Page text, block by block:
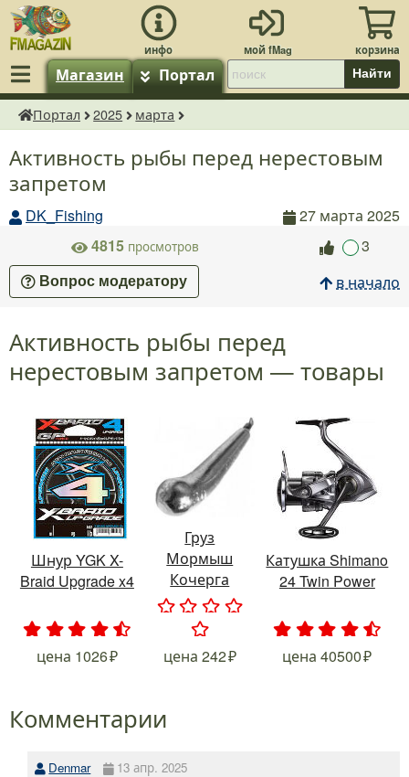
Магазин Портал Найти
fMagazin.ru
Портал 2025 марта
Активность рыбы перед нерестовым
запретом
DK_Fishing
27 марта 2025
4815 просмотров 3
Вопрос модератору в начало
Активность рыбы перед
нерестовым запретом — товары
Шнур YGK X-
Braid Upgrade x4
. . .
цена 1026
Груз
Мормыш
Кочерга
.
цена 242
Катушка Shimano
24 Twin Power
. . . . .
цена40500
Комментарии
Denmar 13 апр. 2025